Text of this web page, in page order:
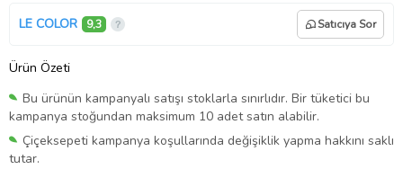
LE COLOR 9,3 Satıcıya Sor
Ürün Özeti
Bu ürünün kampanyalı satışı stoklarla sınırlıdır. Bir tüketici bu
kampanya stoğundan maksimum 10 adet satın alabilir.
Çiçeksepeti kampanya koşullarında değişiklik yapma hakkını saklı
tutar.